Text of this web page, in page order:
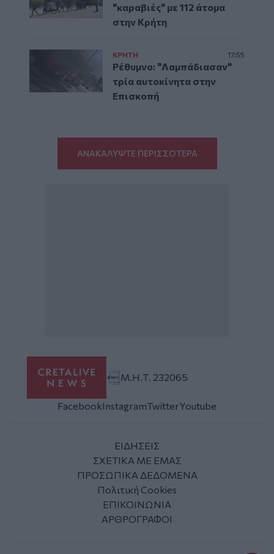
"καραβιές" με 112 άτομα
στην Κρήτη
ΚΡΗΤΗ 17:55
Ρέθυμνο: "Λαμπάδιασαν"
τρία αυτοκίνητα στην
Επισκοπή
ΑΝΑΚΑΛΥΨΤΕ ΠΕΡΙΣΣΟΤΕΡΑ
Μ.Η.Τ. 232065
FacebookInstagramTwitterYoutube
ΕΙΔΗΣΕΙΣ
ΣΧΕΤΙΚΑ ΜΕ ΕΜΑΣ
ΠΡΟΣΩΠΙΚΑ ΔΕΔΟΜΕΝΑ
Πολιτική Cookies
ΕΠΙΚΟΙΝΩΝΙΑ
ΑΡΘΡΟΓΡΑΦΟΙ